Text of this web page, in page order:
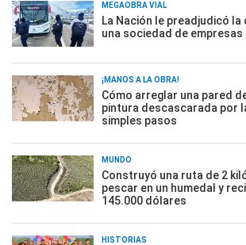
MEGAOBRA VIAL
La Nación le preadjudicó la
una sociedad de empresas
¡MANOS A LA OBRA!
Cómo arreglar una pared
pintura descascarada por
simples pasos
MUNDO
Construyó una ruta de 2
pescar en un humedal y
145.000 dólares
HISTORIAS